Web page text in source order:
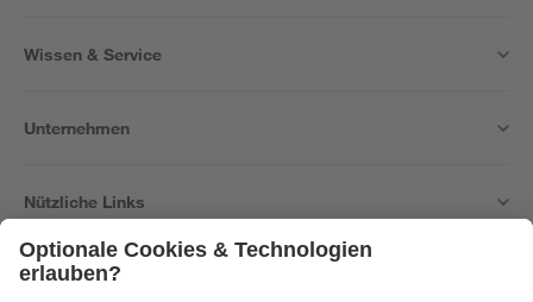
Wissen & Service
Unternehmen
Nützliche Links